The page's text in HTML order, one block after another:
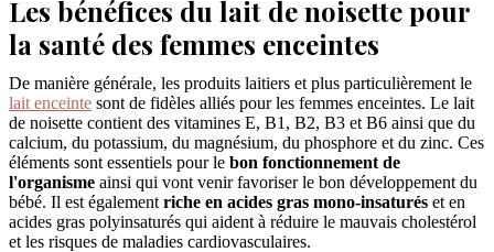
Les bénéfices du lait de noisette pour
la santé des femmes enceintes
De manière générale, les produits laitiers et plus particulièrement le
lait enceinte sont de fidèles alliés pour les femmes enceintes. Le lait
de noisette contient des vitamines E, B1, B2, B3 et B6 ainsi que du
calcium, du potassium, du magnésium, du phosphore et du zinc. Ces
éléments sont essentiels pour le bon fonctionnement de
l'organisme ainsi qui vont venir favoriser le bon développement du
bébé. Il est également riche en acides gras mono-insaturés et en
acides gras polyinsaturés qui aident à réduire le mauvais cholestérol
et les risques de maladies cardiovasculaires.